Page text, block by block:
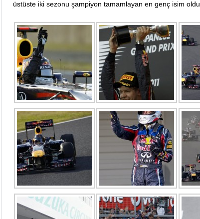
üstüste iki sezonu şampiyon tamamlayan en genç isim oldu.